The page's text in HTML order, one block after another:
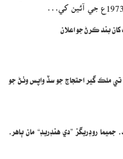
جو 9 آگسٽ تي ملڪ گير احتجاج جو سڏ واپس وٺڻ جو
روڊريگز ”دي هنڊريڊ“ مان ٻاهر،